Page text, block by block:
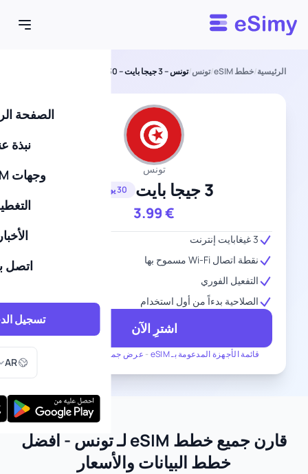
Esimy
الصفحة
نبذة
وجهات eSIM
اتصل
تسجيل
AR
اختر
الرئيسية/خطط eSIM /تونس/تونس – 3 جيجا بايت – 30 يومًا
تونس
3 جيجا بايت 30 يومًا
3.99€
قائمة الأجهزة المدعومة بـ eSIM - عرض جميع الخطط لـ تونس
3 غيغابايت إنترنت
نقطة اتصال Wi-Fi مسموح بها
التفعيل الفوري
الصلاحية بدءاً من أول استخدام
اشترِ الآن
قارن جميع خطط eSIM لـ تونس - أفضل
خطط البيانات والأسعار